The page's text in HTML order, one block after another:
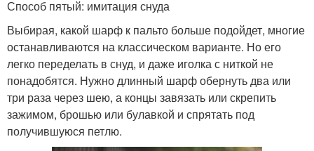
Способ пятый: имитация снуда
Выбирая, какой шарф к пальто больше подойдет, многие
останавливаются на классическом варианте. Но его
легко переделать в снуд, и даже иголка с ниткой не
понадобятся. Нужно длинный шарф обернуть два или
три раза через шею, а концы завязать или скрепить
зажимом, брошью или булавкой и спрятать под
получившуюся петлю.